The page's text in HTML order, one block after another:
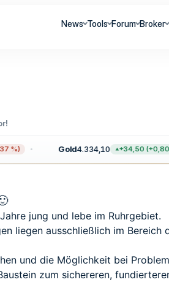
News Tools Forum Broker
%) Gold4.334,10 +34,50 (+0,80
jung und lebe im Ruhrgebiet.
liegen ausschließlich im
und die Möglichkeit bei
zum sichereren,